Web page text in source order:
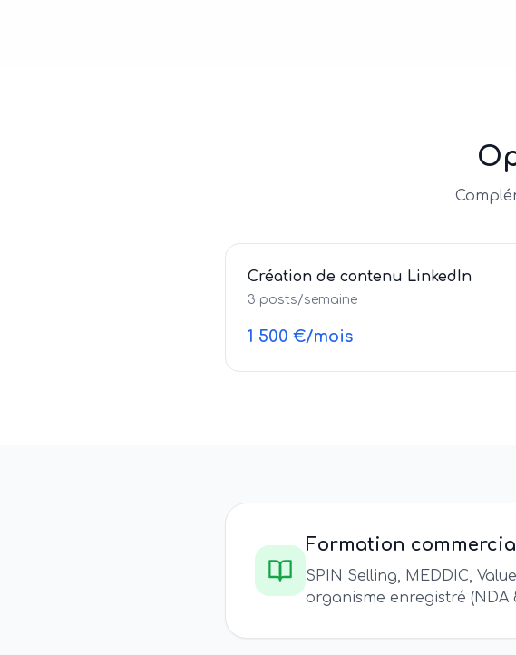
Création de contenu LinkedIn
3 posts/semaine
1 500 €/mois
Formation
SPIN Selling, MEDDIC,
organisme enregistré (NDA